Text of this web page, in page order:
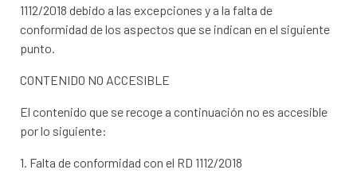
1112/2018 debido a las excepciones y a la falta de
conformidad de los aspectos que se indican en el siguiente
punto.
CONTENIDO NO ACCESIBLE
El contenido que se recoge a continuación no es accesible
por lo siguiente:
1. Falta de conformidad con el RD 1112/2018